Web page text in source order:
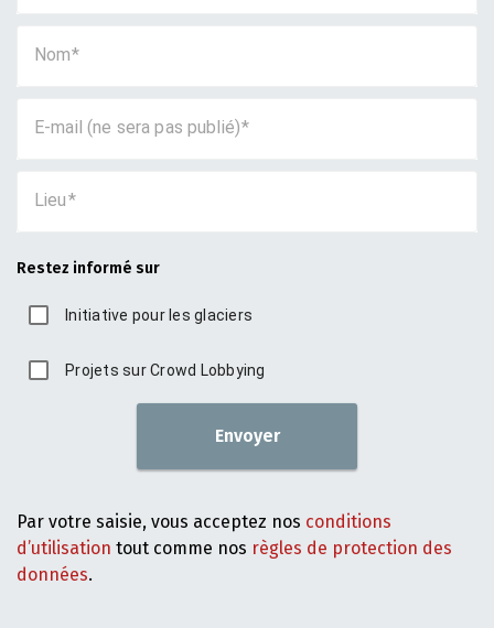
Nom
E-mail (ne sera pas publié)
Lieu
Restez informé sur
Initiative pour les glaciers
Projets sur Crowd Lobbying
Envoyer
Par votre saisie, vous acceptez nos conditions
d’utilisation tout comme nos règles de protection des
données.